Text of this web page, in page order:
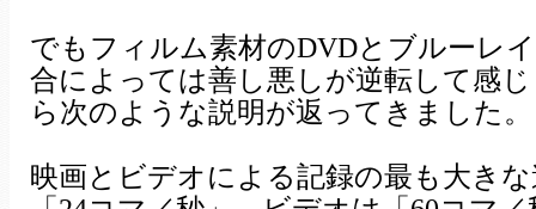
でもフィルム素材のDVDとブルーレ
合によっては善し悪しが逆転して感
ら次のような説明が返ってきました。
映画とビデオによる記録の最も大き